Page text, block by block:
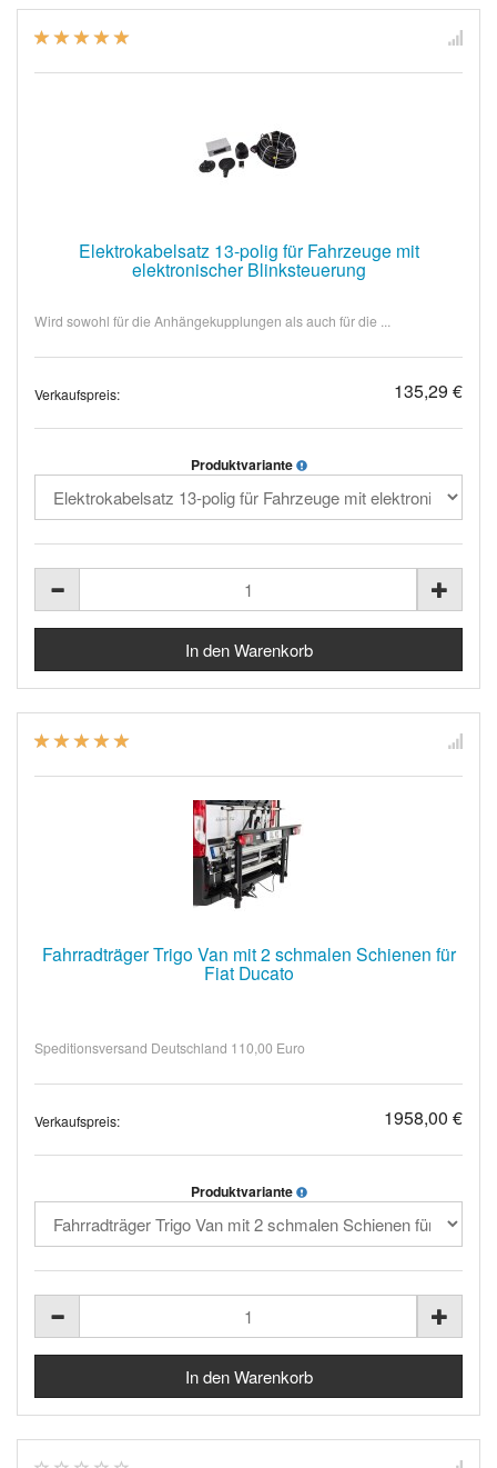
Elektrokabelsatz 13-polig für Fahrzeuge mit
elektronischer Blinksteuerung
Wird sowohl für die Anhängekupplungen als auch für die ...
Verkaufspreis: 135,29 €
Produktvariante
Fahrradträger Trigo Van mit 2 schmalen Schienen für
Fiat Ducato
Speditionsversand Deutschland 110,00 Euro
Verkaufspreis: 1958,00 €
Produktvariante